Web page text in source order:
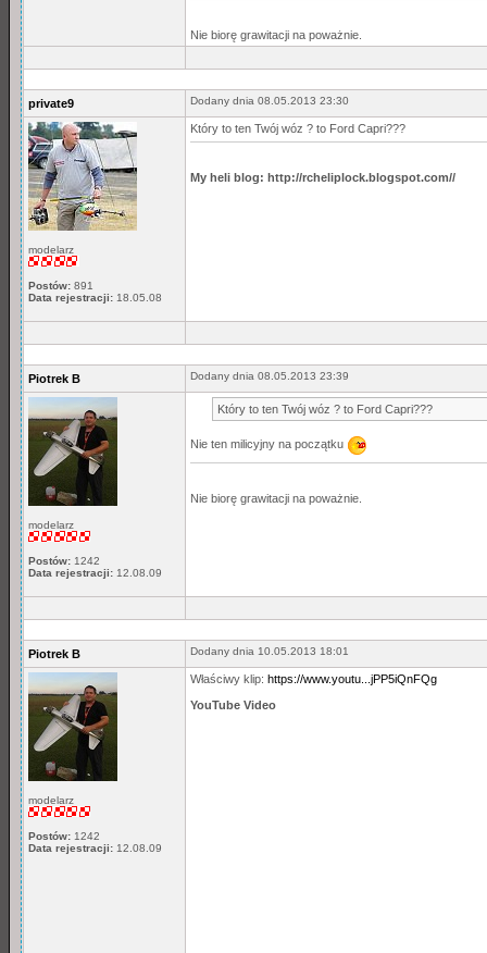
Nie biorę grawitacji na poważnie.
private9 Dodany dnia 08.05.2013 23:30
modelarz
Postów: 891
Data rejestracji: 18.05.08
Który to ten Twój wóz ? to Ford Capri???
My heli blog: http://rcheliplock.blogspot.com//
Piotrek B Dodany dnia 08.05.2013 23:39
modelarz
Postów: 1242
Data rejestracji: 12.08.09
Który to ten Twój wóz ? to Ford Capri???
Nie ten milicyjny na początku
Nie biorę grawitacji na poważnie.
Piotrek B Dodany dnia 10.05.2013 18:01
modelarz
Postów: 1242
Data rejestracji: 12.08.09
Właściwy klip: https://www.youtu...jPP5iQnFQg
YouTube Video